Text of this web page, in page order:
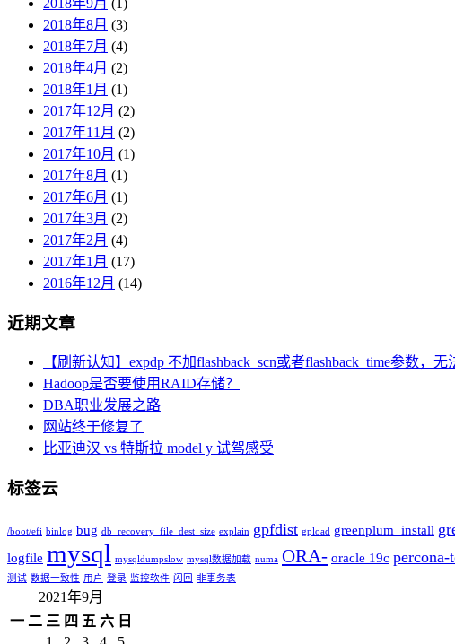
2018年8月 (3)
2018年7月 (4)
2018年4月 (2)
2018年1月 (1)
2017年12月 (2)
2017年11月 (2)
2017年10月 (1)
2017年8月 (1)
2017年6月 (1)
2017年3月 (2)
2017年2月 (4)
2017年1月 (17)
2016年12月 (14)
近期文章
【刷新认知】expdp 不加flashback_scn或者flashback_time参数，
Hadoop是否要使用RAID存储？
DBA职业发展之路
网站终于修复了
比亚迪汉 vs 特斯拉 model y 试驾感受
标签云
/boot/efi binlog bug db_recovery_file_dest_size explain gpfdist gpload greenplum_install
logfile mysql mysqldumpslow mysql数据加载 numa ORA- oracle 19c
测试 数据一致性 用户 登录 监控软件 闪回 非事务表
2021年9月
一 二 三 四 五 六 日